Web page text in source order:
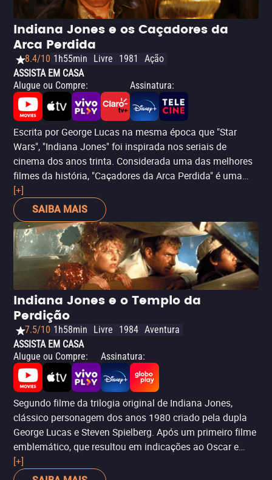
Indiana Jones e os Caçadores da
Arca Perdida
8.4/10 1h55min Livre 1981
Ação
ASSISTA EM CASA
Alugue ou Compre: Assinatura:
Escrita por George Lucas na mesma época que "Star
Wars", "Indiana Jones" foi inspirada nos seriais de
cinema dos anos trinta. Considerada uma das melhores
filmes da história, "Caçadores da Arca Perdida" é uma
jóia do cinema de aventura que tem de tudo: ação,
diálogos brilhantes com humor, e uma grande história.
Um clássico indispensável do cinema oitentista, e o
ponto de entrada para a saga se estiver interessado em
vê-la completa.
[+]
SAIBA MAIS
Indiana Jones e o Templo da
Perdição
7.5/10 1h58min Livre 1984 Aventura
ASSISTA EM CASA
Alugue ou Compre: Assinatura:
Segundo filme da trilogia original de Indiana Jones,
clássico personagem dos anos 1980 criado pela dupla
George Lucas e Steven Spielberg. Após um primeiro filme
emblemático, que resultou em indicações ao Oscar e
uma bilheteria histórica, o longa-metragem seguiu para
um caminho instável, com Indiana Jones (novamente
[+]